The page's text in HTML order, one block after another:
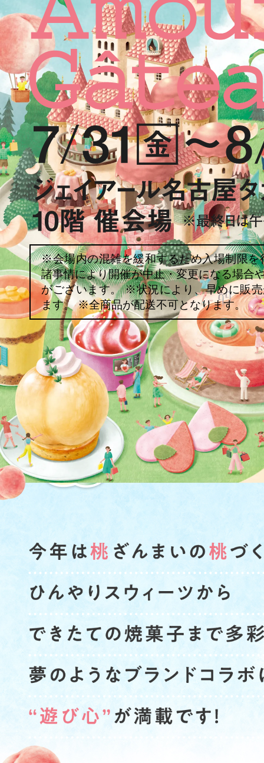
※会場内の混雑を緩和するため入場制限
諸事情により開催が中止・変更になる場合
がございます。 ※状況により、早めに販
ます。 ※全商品が配送不可となります。